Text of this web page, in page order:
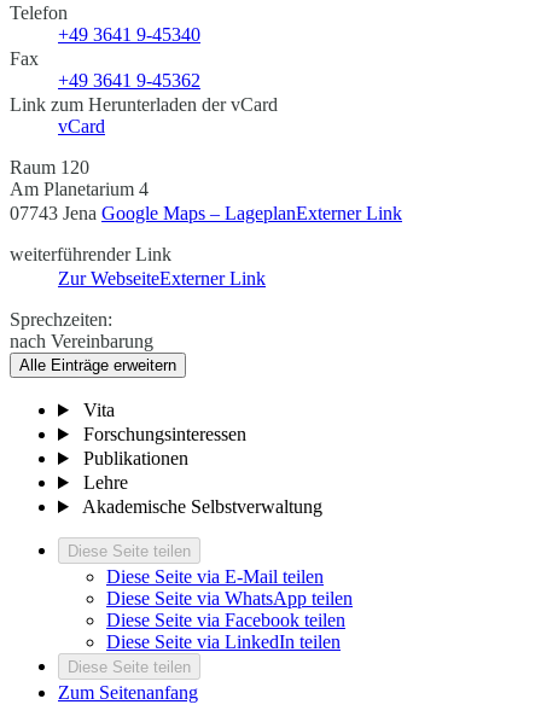
Telefon
+49 3641 9-45340
Fax
+49 3641 9-45362
Link zum Herunterladen der vCard
vCard
Raum 120
Am Planetarium 4
07743 Jena Google Maps – LageplanExterner Link
weiterführender Link
Zur WebseiteExterner Link
Sprechzeiten:
nach Vereinbarung
Alle Einträge erweitern
Vita
Forschungsinteressen
Publikationen
Lehre
Akademische Selbstverwaltung
Diese Seite teilen
Diese Seite via E-Mail teilen
Diese Seite via WhatsApp teilen
Diese Seite via Facebook teilen
Diese Seite via LinkedIn teilen
Diese Seite teilen
Zum Seitenanfang